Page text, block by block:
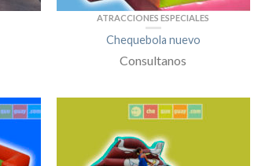
ATRACCIONES ESPECIALES
Chequebola nuevo
Consultanos